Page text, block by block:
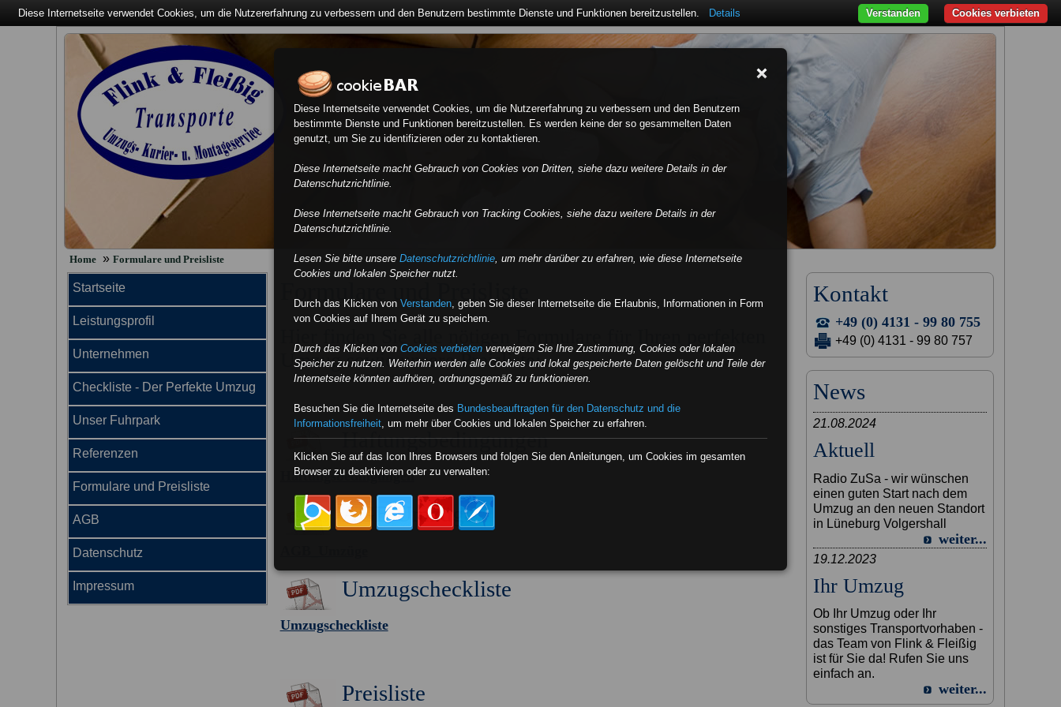
Home » Formulare und Preisliste
Startseite
Leistungsprofil
Unternehmen
Checkliste - Der Perfekte Umzug
Unser Fuhrpark
Referenzen
Formulare und Preisliste
AGB
Datenschutz
Impressum
Umzug sowie unsere Preisliste:
Haftungsbedingungen
Haftungsbedingungen
AGB Umzüge
Umzugscheckliste
Umzugscheckliste
Preisliste
Kontakt
+49 (0) 4131 - 99 80 755
+49 (0) 4131 - 99 80 757
News
21.08.2024
Aktuell
Radio ZuSa - wir wünschen
einen guten Start nach dem
Umzug an den neuen Standort
in Lüneburg Volgershall
weiter...
19.12.2023
Ihr Umzug
Ob Ihr Umzug oder Ihr
sonstiges Transportvorhaben -
das Team von Flink & Fleißig
ist für Sie da! Rufen Sie uns
einfach an.
weiter...
Diese Internetseite verwendet Cookies, um die Nutzererfahrung zu verbessern und den Benutzern
bestimmte Dienste und Funktionen bereitzustellen. Es werden keine der so gesammelten Daten
genutzt, um Sie zu identifizieren oder zu kontaktieren.
Diese Internetseite macht Gebrauch von Cookies von Dritten, siehe dazu weitere Details in der
Datenschutzrichtlinie.
Diese Internetseite macht Gebrauch von Tracking Cookies, siehe dazu weitere Details in der
Datenschutzrichtlinie.
Lesen Sie bitte unsere Datenschutzrichtlinie, um mehr darüber zu erfahren, wie diese Internetseite
Cookies und lokalen Speicher nutzt.
Durch das Klicken von Verstanden, geben Sie dieser Internetseite die Erlaubnis, Informationen in Form
von Cookies auf Ihrem Gerät zu speichern.
Durch das Klicken von Cookies verbieten verweigern Sie Ihre Zustimmung, Cookies oder lokalen
Speicher zu nutzen. Weiterhin werden alle Cookies und lokal gespeicherte Daten gelöscht und Teile der
Internetseite könnten aufhören, ordnungsgemäß zu funktionieren.
Besuchen Sie die Internetseite des Bundesbeauftragten für den Datenschutz und die
Informationsfreiheit, um mehr über Cookies und lokalen Speicher zu erfahren.
Klicken Sie auf das Icon Ihres Browsers und folgen Sie den Anleitungen, um Cookies im gesamten
Browser zu deaktivieren oder zu verwalten:
Diese Internetseite verwendet Cookies, um die Nutzererfahrung zu verbessern und den Benutzern bestimmte Dienste und Funktionen bereitzustellen. Details Cookies verbieten
Verstanden